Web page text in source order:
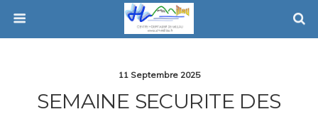
11 Septembre 2025
SEMAINE SECURITE DES